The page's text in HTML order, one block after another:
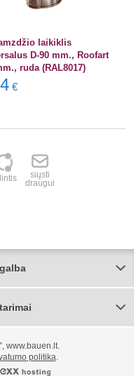
laikiklis
D-90 mm., Roofart
ruda (RAL8017)
€
siųsti
draugui
www.bauen.lt.
politika.